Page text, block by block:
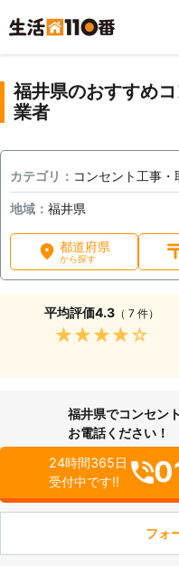
福井県のおすすめ
業者
カテゴリ： コンセント工事・
地域： 福井県
都道府県
から探す
平均評価4.3（ 7 件）
★★★★★
福井県でコンセン
お電話ください！
24時間365日
受付中です!!
フォ